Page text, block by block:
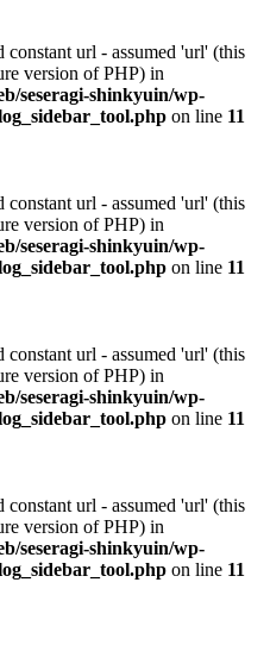
constant url - assumed 'url' (this
version of PHP) in
seseragi-shinkyuin/wp-
on line 11
constant url - assumed 'url' (this
version of PHP) in
seseragi-shinkyuin/wp-
on line 11
constant url - assumed 'url' (this
version of PHP) in
seseragi-shinkyuin/wp-
on line 11
constant url - assumed 'url' (this
version of PHP) in
seseragi-shinkyuin/wp-
on line 11